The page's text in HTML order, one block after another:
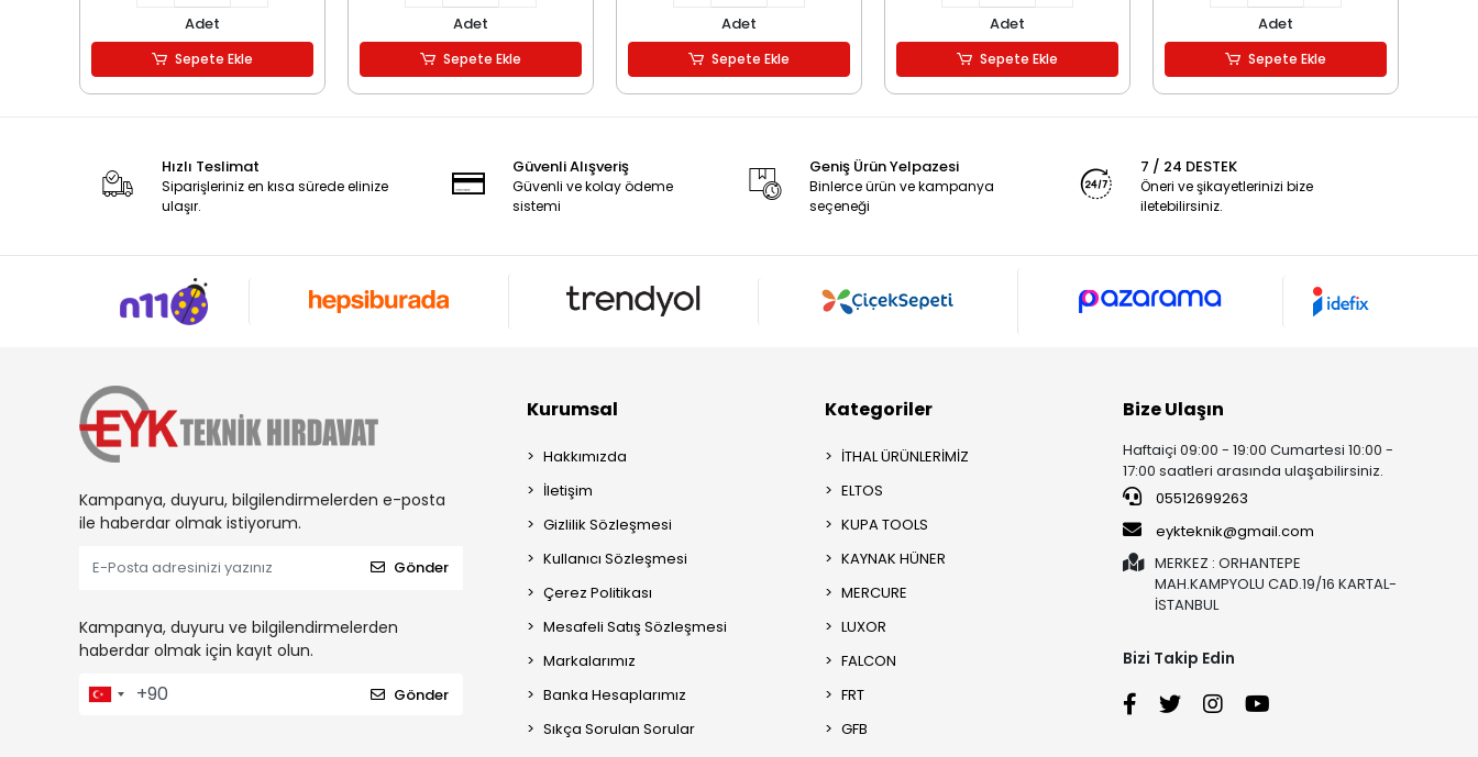
Adet
Sepete Ekle
Adet
Sepete Ekle
Adet
Sepete Ekle
Adet
Sepete Ekle
Adet
Sepete Ekle
Hızlı Teslimat
Siparişleriniz en kısa sürede elinize
ulaşır.
Güvenli Alışveriş
Güvenli ve kolay ödeme
sistemi
Geniş Ürün Yelpazesi
Binlerce ürün ve kampanya
seçeneği
7 / 24 DESTEK
Öneri ve şikayetlerinizi bize
iletebilirsiniz.
Kampanya, duyuru, bilgilendirmelerden e-posta
ile haberdar olmak istiyorum.
Gönder
Kampanya, duyuru ve bilgilendirmelerden
haberdar olmak için kayıt olun.
Gönder
Kurumsal
Hakkımızda
İletişim
Gizlilik Sözleşmesi
Kullanıcı Sözleşmesi
Çerez Politikası
Mesafeli Satış Sözleşmesi
Markalarımız
Banka Hesaplarımız
Sıkça Sorulan Sorular
Kategoriler
İTHAL ÜRÜNLERİMİZ
ELTOS
KUPA TOOLS
KAYNAK HÜNER
MERCURE
LUXOR
FALCON
FRT
GFB
Bize Ulaşın
Haftaiçi 09:00 - 19:00 Cumartesi 10:00 -
17:00 saatleri arasında ulaşabilirsiniz.
05512699263
eykteknik@gmail.com
MERKEZ : ORHANTEPE
MAH.KAMPYOLU CAD.19/16 KARTAL-
İSTANBUL
Bizi Takip Edin